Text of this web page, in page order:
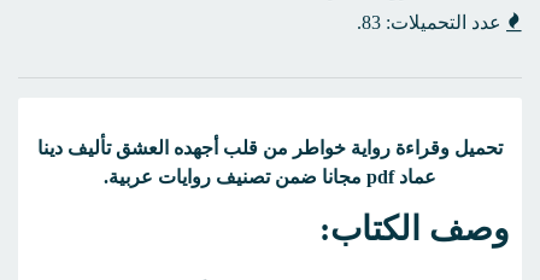
عدد التحميلات: 83.
تحميل وقراءة رواية خواطر من قلب أجهده العشق تأليف دينا
عماد pdf مجانا ضمن تصنيف روايات عربية.
وصف الكتاب: